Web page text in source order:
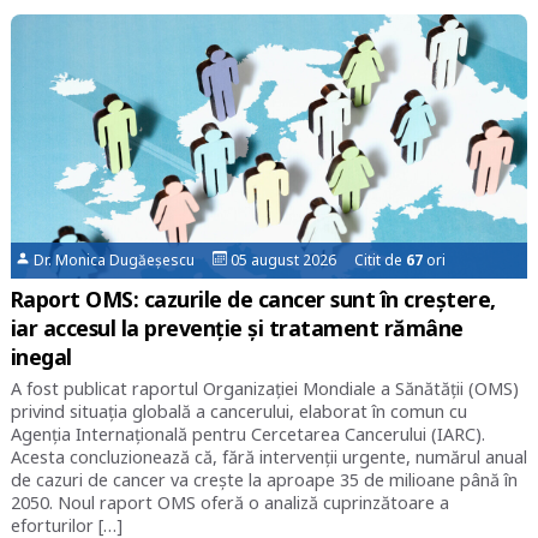
Dr. Monica Dugăeșescu 05 august 2026 Citit de 67ori
Raport OMS: cazurile de cancer sunt în creștere,
iar accesul la prevenție și tratament rămâne
inegal
A fost publicat raportul Organizaţiei Mondiale a Sănătăţii (OMS)
privind situaţia globală a cancerului, elaborat în comun cu
Agenția Internațională pentru Cercetarea Cancerului (IARC).
Acesta concluzionează că, fără intervenţii urgente, numărul anual
de cazuri de cancer va crește la aproape 35 de milioane până în
2050. Noul raport OMS oferă o analiză cuprinzătoare a
eforturilor […]